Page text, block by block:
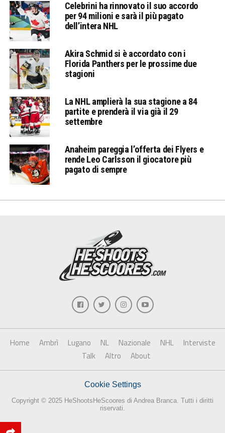
Celebrini ha rinnovato il suo accordo
per 94 milioni e sarà il più pagato
dell’intera NHL
Akira Schmid si è accordato con i
Florida Panthers per le prossime due
stagioni
La NHL amplierà la sua stagione a 84
partite e prenderà il via già il 29
settembre
Anaheim pareggia l’offerta dei Flyers e
rende Leo Carlsson il giocatore più
pagato di sempre
Home Ambrì Lugano NL Nazionale NHL
Interviste
Talk
Altro About
Cookie Settings
Copyright © 2025 HeShootsHeScoores di Andrea Branca. Tutti i diritti
riservati.